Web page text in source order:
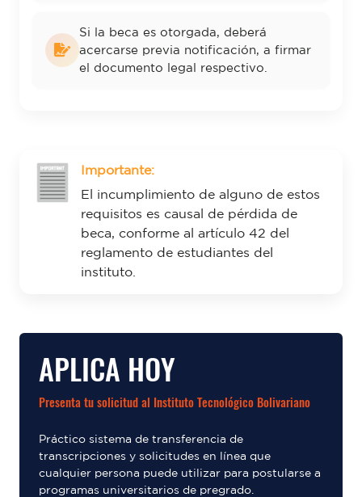
APLICA HOY
Presenta tu solicitud al Instituto Tecnológico Bolivariano
Práctico sistema de transferencia de
transcripciones y solicitudes en línea que
cualquier persona puede utilizar para postularse a
programas universitarios de pregrado.
Si la beca es otorgada, deberá
acercarse previa notificación, a firmar
el documento legal respectivo.
Importante:
El incumplimiento de alguno de estos
requisitos es causal de pérdida de
beca, conforme al artículo 42 del
reglamento de estudiantes del
instituto.